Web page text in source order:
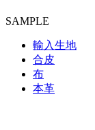
SAMPLE
輸入生地
合皮
布
本革